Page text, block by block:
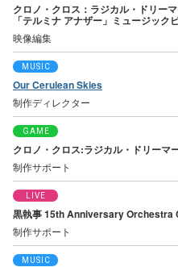
クロノ・クロス：ラジカル・ドリー
「テルミナ アナザー」ミュージック
映像編集
MUSIC
Our Cerulean Skies
制作ディレクター
GAME
クロノ・クロス:ラジカル・ドリーマ
制作サポート
LIVE
黒執事 15th Anniversary Orchestra
制作サポート
MUSIC